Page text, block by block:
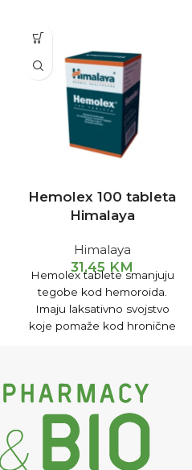
Hemolex 100 tableta
Himalaya
Himalaya
31,45 KM
Hemolex tablete smanjuju
tegobe kod hemoroida.
Imaju laksativno svojstvo
koje pomaže kod hronične